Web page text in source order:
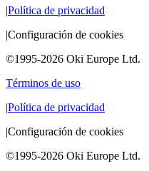
|Política de privacidad
|Configuración de cookies
©1995-2026 Oki Europe Ltd.
Términos de uso
|Política de privacidad
|Configuración de cookies
©1995-2026 Oki Europe Ltd.